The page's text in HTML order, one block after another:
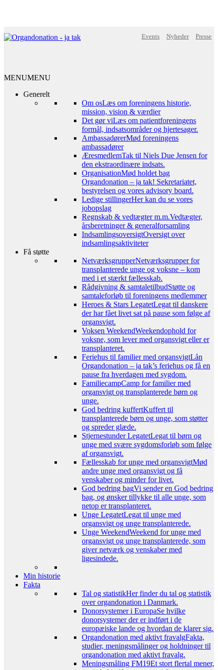
Events Nyheder Presse
MENUMENU
Generelt
Om osLæs om foreningens historie,
mission, vision & værdier
Det gør viLæs om patientforeningens
formål, indsatsområder og hjertesager.
AmbassadørerMød foreningens
ambassadører
ÆresmedlemTak til Niels Due Jensen for
den ekstraordinære indsats.
OrganisationMød holdet bag
Organdonation – ja tak! Sekretariatet,
bestyrelsen og vores advisory board.
Ledige stillingerHer kan du se vores
jobopslag
Regnskab & vedtægter m.m.Vedtægter,
årsberetninger & generalforsamling
IndsamlingsoversigtOversigt over
indsamlingsaktiviteter
Få støtte
NetværksgrupperNetværksgrupper for
transplanterede unge og voksne – kom
med i et stærkt fællesskab.
Rådgivning & samtaletilbudStøtte og
samtaleforløb til foreningens medlemmer
Heroes & Stars LegatetLegat til danskere
der har fået livet sat på pause som følge af
organsvigt.
Voksen WeekendWeekendophold for
voksne, som lever med organsvigt eller er
transplanteret.
Feriehus til familier med organsvigtLån
Organdonation – ja tak’s feriehus og få en
pause fra hverdagen med sygdom.
FamiliecampCamp for familier med
organsvigt og transplanterede børn og
unge.
God bedring kuffertKuffert til
transplanterede børn og unge, som støtter
og spreder glæde.
Stjernestunder LegatetLegat til børn og
unge med svære sygdomsforløb som følge
af organsvigt.
Fællesskab for unge med organsvigtMød
andre unge med organsvigt og få
venskaber og minder for livet.
God bedring bagVi sender en God bedring
bag, og ønsker tillykke til alle unge, som
netop er transplanteret.
Unge LegatetLegat til unge med
organsvigt og unge transplanterede.
Unge WeekendWeekend for unge med
organsvigt og unge transplanterede, som
giver netværk og venskaber med
ligesindede.
Min historie
Fakta
Tal og statistikHer finder du tal og statistik
over organdonation i Danmark.
Donorsystemer i EuropaSe hvilke
donorsystemer der er indført i de
europæiske lande og hvordan de klarer sig.
Organdonation med aktivt fravalgFakta,
studier, meningsmålinger og holdninger til
organdonation med aktivt fravalg.
Meningsmåling FM19Et stort flertal mener,